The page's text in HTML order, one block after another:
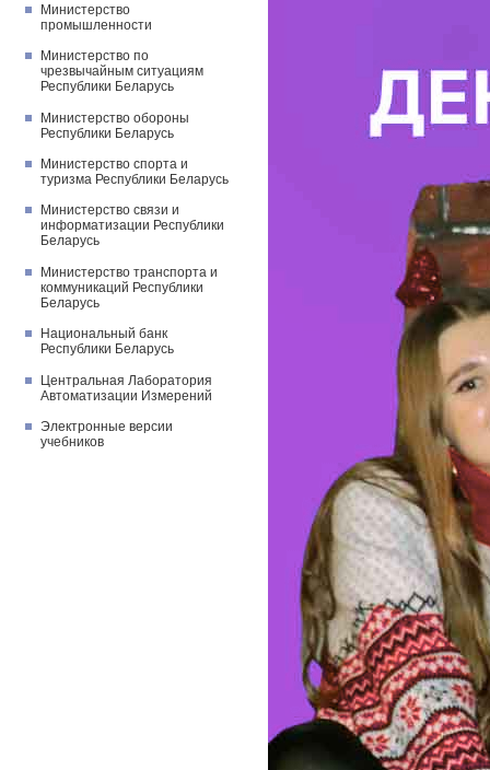
Министерство
промышленности
Министерство по
чрезвычайным ситуациям
Республики Беларусь
Министерство обороны
Республики Беларусь
Министерство спорта и
туризма Республики Беларусь
Министерство связи и
информатизации Республики
Беларусь
Министерство транспорта и
коммуникаций Республики
Беларусь
Национальный банк
Республики Беларусь
Центральная Лаборатория
Автоматизации Измерений
Электронные версии
учебников